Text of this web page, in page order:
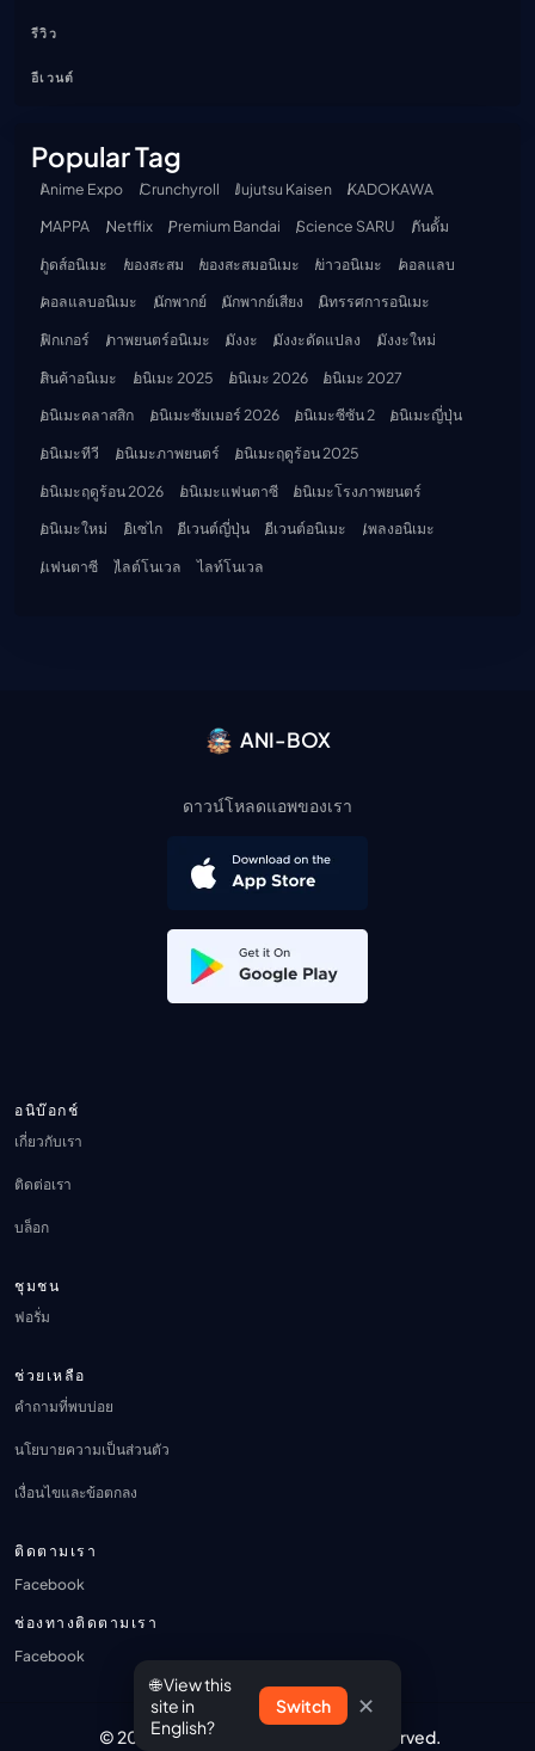
รีวิว
อีเวนต์
Popular Tag
Anime Expo Crunchyroll Jujutsu Kaisen
KADOKAWA
MAPPA
Netflix Premium Bandai Science SARU
กันดั้ม
กูดส์อนิเมะ
ของสะสม ของสะสมอนิเมะ ข่าวอนิเมะ
คอลแลบ
คอลแลบอนิเมะ
นักพากย์ นักพากย์เสียง
นิทรรศการอนิเมะ
ฟิกเกอร์
ภาพยนตร์อนิเมะ มังงะ มังงะดัดแปลง
มังงะใหม่
สินค้าอนิเมะ
อนิเมะ 2025 อนิเมะ 2026
อนิเมะ 2027
อนิเมะคลาสสิก
อนิเมะซัมเมอร์ 2026 อนิเมะซีซัน 2
อนิเมะญี่ปุ่น
อนิเมะทีวี
อนิเมะภาพยนตร์
อนิเมะฤดูร้อน 2025
อนิเมะฤดูร้อน 2026
อนิเมะแฟนตาซี
อนิเมะโรงภาพยนตร์
อนิเมะใหม่
อิเซไก อีเวนต์ญี่ปุ่น อีเวนต์อนิเมะ
เพลงอนิเมะ
แฟนตาซี
ไลต์โนเวล ไลท์โนเวล
ANI-BOX
ดาวน์โหลดแอพของเรา
อนิบ๊อกช์
เกี่ยวกับเรา
ติดต่อเรา
บล็อก
ชุมชน
ฟอรั่ม
ช่วยเหลือ
คำถามที่พบบ่อย
นโยบายความเป็นส่วนตัว
เงื่อนไขและข้อตกลง
ติดตามเรา
Facebook
ช่องทางติดตามเรา
Facebook
© 2026 ANI-BOX.COM. All Rights Reserved.
🌐 View this
site in
English?
Switch ✕